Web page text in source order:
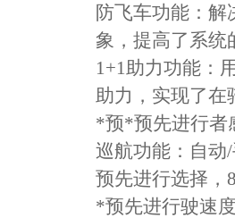
防飞车功能：
象，提高了系统
1+1助力功能：
助力，实现了
*预*预先进行者
巡航功能：自
预先进行选择
*预先进行驶速